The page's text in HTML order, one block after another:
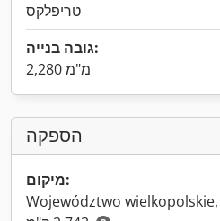
טריפלקס
גובה בנייה:
2,280 מ"מ
הספקה
מיקום: